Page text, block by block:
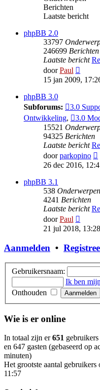
Berichten
Laatste bericht
phpBB 2.0
33797
246699 Berichten
Laatste bericht
doorPaul
laatste
bericht
15 jan 2009,
phpBB 3.0
Subforums:
3.0
Ontwikkeling, 3.0
15521
94325 Berichten
Laatste bericht
doorparkopino
26 dec 2016,
phpBB 3.1
538 Onderwerpen
4241 Berichten
Laatste bericht
doorPaul
laatste
21 jul 2018, 13:28
Aanmelden •
Gebruikersnaam:
Ik ben
Onthouden
Wie is er online
In totaal zijn er651
en 647 gasten (gebaseerd op
minuten)
Het grootste aantal gebruikers
11:57